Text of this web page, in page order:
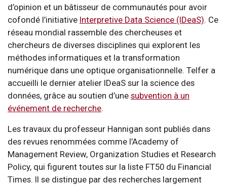
d’opinion et un bâtisseur de communautés pour avoir
cofondé l’initiative Interpretive Data Science (IDeaS). Ce
réseau mondial rassemble des chercheuses et
chercheurs de diverses disciplines qui explorent les
méthodes informatiques et la transformation
numérique dans une optique organisationnelle. Telfer a
accueilli le dernier atelier IDeaS sur la science des
données, grâce au soutien d’une subvention à un
événement de recherche.
Les travaux du professeur Hannigan sont publiés dans
des revues renommées comme l’Academy of
Management Review, Organization Studies et Research
Policy, qui figurent toutes sur la liste FT50 du Financial
Times. Il se distingue par des recherches largement